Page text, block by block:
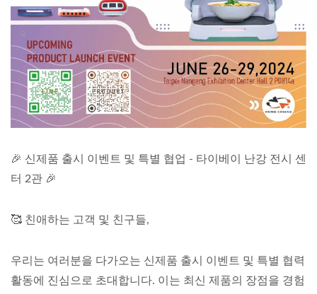
🎉 신제품 출시 이벤트 및 특별 협업 - 타이베이 난강 전시 센
터 2관 🎉
🥰 친애하는 고객 및 친구들,
우리는 여러분을 다가오는 신제품 출시 이벤트 및 특별 협력
활동에 진심으로 초대합니다. 이는 최신 제품의 장점을 경험